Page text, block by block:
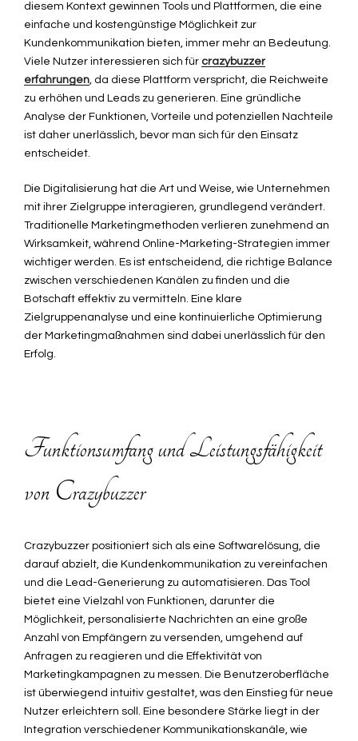
diesem Kontext gewinnen Tools und Plattformen, die eine
einfache und kostengünstige Möglichkeit zur
Kundenkommunikation bieten, immer mehr an Bedeutung.
Viele Nutzer interessieren sich für crazybuzzer
erfahrungen, da diese Plattform verspricht, die Reichweite
zu erhöhen und Leads zu generieren. Eine gründliche
Analyse der Funktionen, Vorteile und potenziellen Nachteile
ist daher unerlässlich, bevor man sich für den Einsatz
entscheidet.
Die Digitalisierung hat die Art und Weise, wie Unternehmen
mit ihrer Zielgruppe interagieren, grundlegend verändert.
Traditionelle Marketingmethoden verlieren zunehmend an
Wirksamkeit, während Online-Marketing-Strategien immer
wichtiger werden. Es ist entscheidend, die richtige Balance
zwischen verschiedenen Kanälen zu finden und die
Botschaft effektiv zu vermitteln. Eine klare
Zielgruppenanalyse und eine kontinuierliche Optimierung
der Marketingmaßnahmen sind dabei unerlässlich für den
Erfolg.
Funktionsumfang und Leistungsfähigkeit
von Crazybuzzer
Crazybuzzer positioniert sich als eine Softwarelösung, die
darauf abzielt, die Kundenkommunikation zu vereinfachen
und die Lead-Generierung zu automatisieren. Das Tool
bietet eine Vielzahl von Funktionen, darunter die
Möglichkeit, personalisierte Nachrichten an eine große
Anzahl von Empfängern zu versenden, umgehend auf
Anfragen zu reagieren und die Effektivität von
Marketingkampagnen zu messen. Die Benutzeroberfläche
ist überwiegend intuitiv gestaltet, was den Einstieg für neue
Nutzer erleichtern soll. Eine besondere Stärke liegt in der
Integration verschiedener Kommunikationskanäle, wie